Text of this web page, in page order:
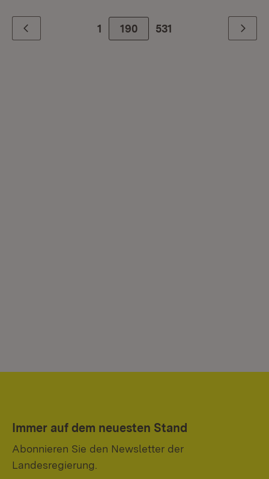
Zurück 1 190 Zur letzte Seite
531 Weiter
Immer auf dem neuesten Stand
Abonnieren Sie den Newsletter der
Landesregierung.